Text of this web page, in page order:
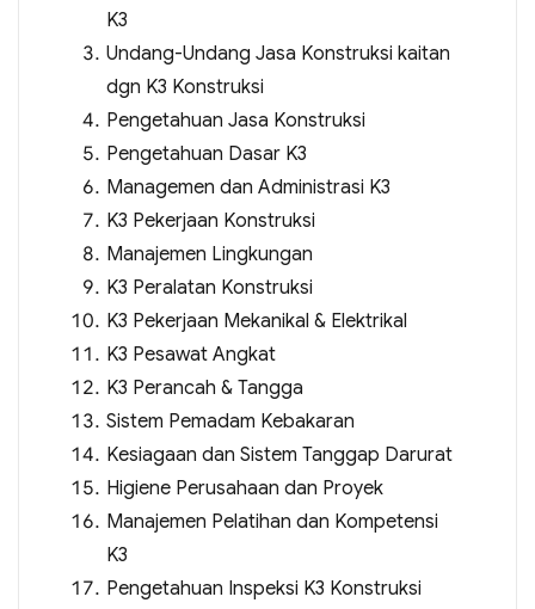
K3
Undang-Undang Jasa Konstruksi kaitan
dgn K3 Konstruksi
Pengetahuan Jasa Konstruksi
Pengetahuan Dasar K3
Managemen dan Administrasi K3
K3 Pekerjaan Konstruksi
Manajemen Lingkungan
K3 Peralatan Konstruksi
K3 Pekerjaan Mekanikal & Elektrikal
K3 Pesawat Angkat
K3 Perancah & Tangga
Sistem Pemadam Kebakaran
Kesiagaan dan Sistem Tanggap Darurat
Higiene Perusahaan dan Proyek
Manajemen Pelatihan dan Kompetensi
K3
Pengetahuan Inspeksi K3 Konstruksi